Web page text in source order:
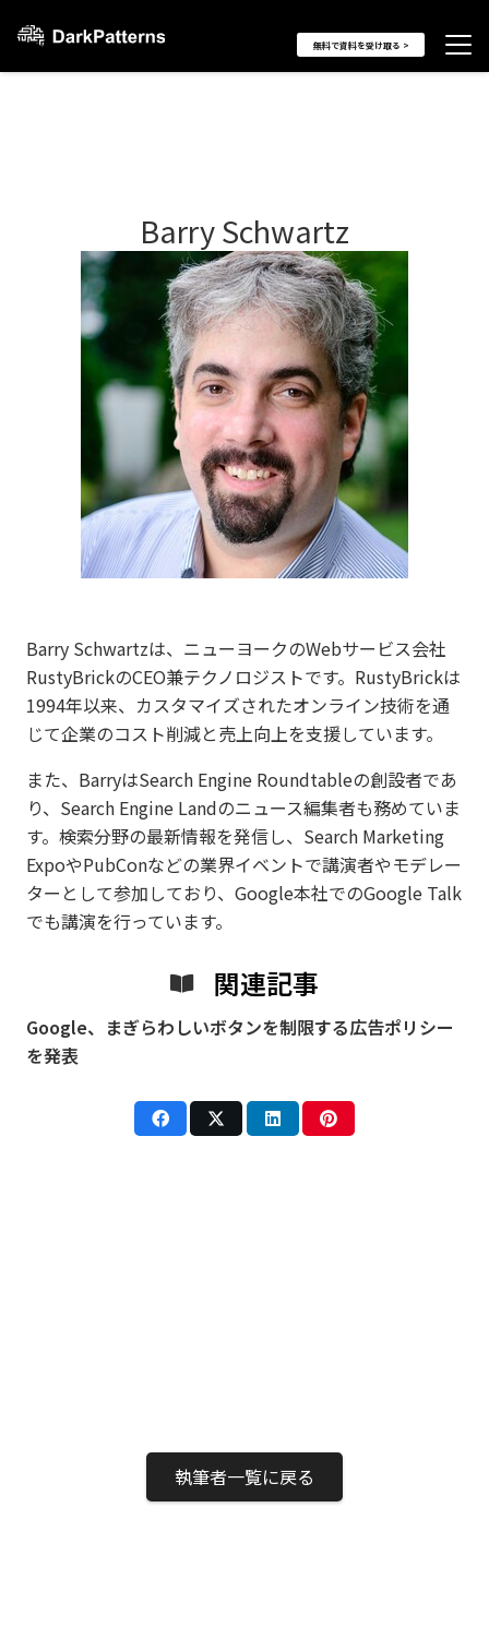
無料で資料を受け取る >
Barry Schwartz
Barry Schwartzは、ニューヨークのWebサービス会社
RustyBrickのCEO兼テクノロジストです。RustyBrickは
1994年以来、カスタマイズされたオンライン技術を通
じて企業のコスト削減と売上向上を支援しています。
また、BarryはSearch Engine Roundtableの創設者であ
り、Search Engine Landのニュース編集者も務めていま
す。検索分野の最新情報を発信し、Search Marketing
ExpoやPubConなどの業界イベントで講演者やモデレー
ターとして参加しており、Google本社でのGoogle Talk
でも講演を行っています。
関連記事
Google、まぎらわしいボタンを制限する広告ポリシー
を発表
執筆者一覧に戻る